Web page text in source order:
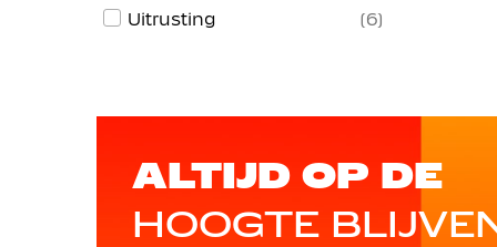
Uitrusting
6
ALTIJD OP DE
HOOGTE